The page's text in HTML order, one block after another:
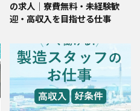
の求人｜寮費無料・未経験歓
迎・高収入を目指せる仕事